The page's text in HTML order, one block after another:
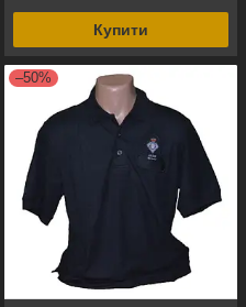
Купити
–50%